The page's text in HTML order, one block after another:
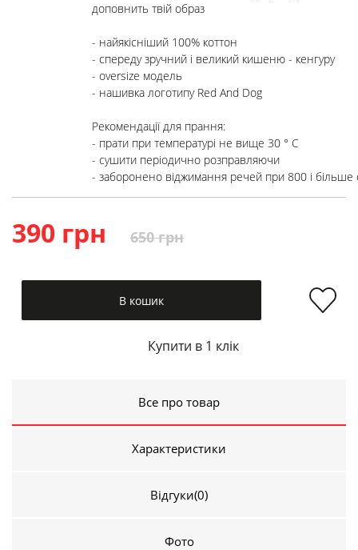
доповнить твій образ
- найякісніший 100% коттон
- спереду зручний і великий кишеню - кенгуру
- oversize модель
- нашивка логотипу Red And Dog
Рекомендації для прання:
- прати при температурі не вище 30 ° C
- сушити періодично розправляючи
- заборонено віджимання речей при 800 і більше
390 грн 650 грн
В кошик
Купити в 1 клік
Все про товар
Характеристики
Відгуки(0)
Фото